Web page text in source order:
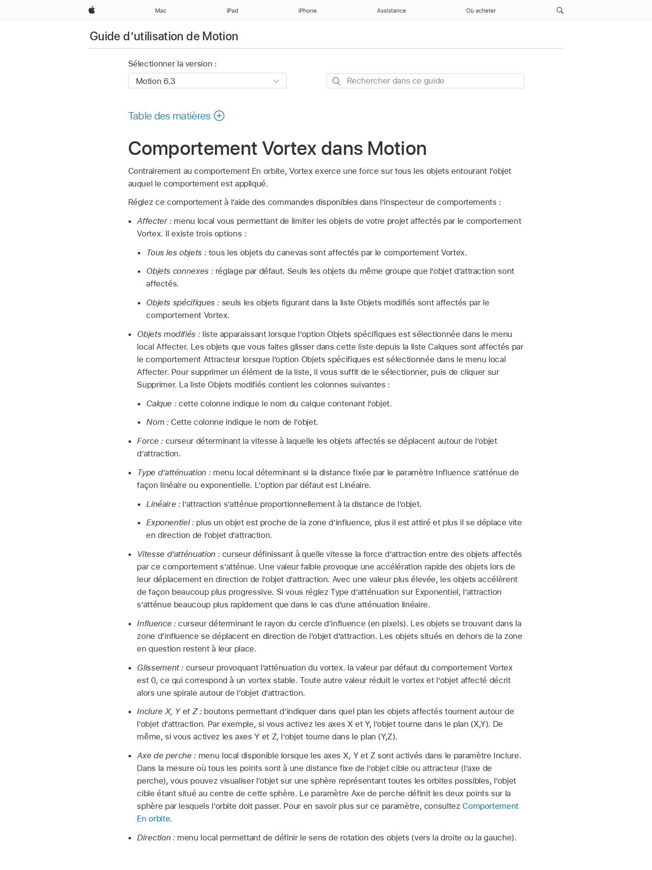
Apple Mac iPad iPhone Assistance Où acheter
Guide d’utilisation de Motion
Sélectionner la version :
Rechercher
Table des matières
Comportement Vortex dans Motion
Contrairement au comportement En orbite, Vortex exerce une force sur tous les objets entourant l’objet
auquel le comportement est appliqué.
Réglez ce comportement à l’aide des commandes disponibles dans l’inspecteur de comportements :
Affecter :menu local vous permettant de limiter les objets de votre projet affectés par le comportement
Vortex. Il existe trois options :
Tous les objets :tous les objets du canevas sont affectés par le comportement Vortex.
Objets connexes :réglage par défaut. Seuls les objets du même groupe que l’objet d’attraction sont
affectés.
Objets spécifiques : seuls les objets figurant dans la liste Objets modifiés sont affectés par le
comportement Vortex.
Objets modifiés :liste apparaissant lorsque l’option Objets spécifiques est sélectionnée dans le menu
local Affecter. Les objets que vous faites glisser dans cette liste depuis la liste Calques sont affectés par
le comportement Attracteur lorsque l’option Objets spécifiques est sélectionnée dans le menu local
Affecter. Pour supprimer un élément de la liste, il vous suffit de le sélectionner, puis de cliquer sur
Supprimer. La liste Objets modifiés contient les colonnes suivantes :
Calque :cette colonne indique le nom du calque contenant l’objet.
Nom :Cette colonne indique le nom de l’objet.
Force :curseur déterminant la vitesse à laquelle les objets affectés se déplacent autour de l’objet
d’attraction.
Type d’atténuation :menu local déterminant si la distance fixée par le paramètre Influence s’atténue de
façon linéaire ou exponentielle. L’option par défaut est Linéaire.
Linéaire :l’attraction s’atténue proportionnellement à la distance de l’objet.
Exponentiel :plus un objet est proche de la zone d’influence, plus il est attiré et plus il se déplace vite
en direction de l’objet d’attraction.
Vitesse d’atténuation :curseur définissant à quelle vitesse la force d’attraction entre des objets affectés
par ce comportement s’atténue. Une valeur faible provoque une accélération rapide des objets lors de
leur déplacement en direction de l’objet d’attraction. Avec une valeur plus élevée, les objets accélèrent
de façon beaucoup plus progressive. Si vous réglez Type d’atténuation sur Exponentiel, l’attraction
s’atténue beaucoup plus rapidement que dans le cas d’une atténuation linéaire.
Influence :curseur déterminant le rayon du cercle d’influence (en pixels). Les objets se trouvant dans la
zone d’influence se déplacent en direction de l’objet d’attraction. Les objets situés en dehors de la zone
en question restent à leur place.
Glissement : curseur provoquant l’atténuation du vortex. la valeur par défaut du comportement Vortex
est 0, ce qui correspond à un vortex stable. Toute autre valeur réduit le vortex et l’objet affecté décrit
alors une spirale autour de l’objet d’attraction.
Inclure X, Y et Z :boutons permettant d’indiquer dans quel plan les objets affectés tournent autour de
l’objet d’attraction. Par exemple, si vous activez les axes X et Y, l’objet tourne dans le plan (X,Y). De
même, si vous activez les axes Y et Z, l’objet tourne dans le plan (Y,Z).
Axe de perche : menu local disponible lorsque les axes X, Y et Z sont activés dans le paramètre Inclure.
Dans la mesure où tous les points sont à une distance fixe de l’objet cible ou attracteur (l’axe de
perche), vous pouvez visualiser l’objet sur une sphère représentant toutes les orbites possibles, l’objet
cible étant situé au centre de cette sphère. Le paramètre Axe de perche définit les deux points sur la
sphère par lesquels l’orbite doit passer. Pour en savoir plus sur ce paramètre, consultez Comportement
En orbite.
Direction :menu local permettant de définir le sens de rotation des objets (vers la droite ou la gauche).